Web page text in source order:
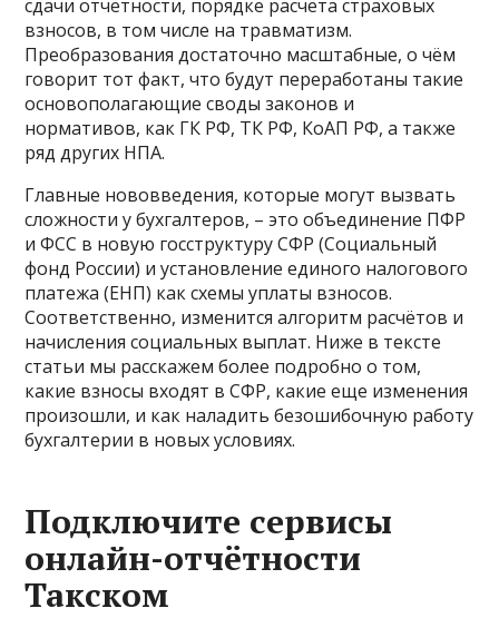
сдачи отчётности, порядке расчёта страховых
взносов, в том числе на травматизм.
Преобразования достаточно масштабные, о чём
говорит тот факт, что будут переработаны такие
основополагающие своды законов и
нормативов, как ГК РФ, ТК РФ, КоАП РФ, а также
ряд других НПА.
Главные нововведения, которые могут вызвать
сложности у бухгалтеров, – это объединение ПФР
и ФСС в новую госструктуру СФР (Социальный
фонд России) и установление единого налогового
платежа (ЕНП) как схемы уплаты взносов.
Соответственно, изменится алгоритм расчётов и
начисления социальных выплат. Ниже в тексте
статьи мы расскажем более подробно о том,
какие взносы входят в СФР, какие еще изменения
произошли, и как наладить безошибочную работу
бухгалтерии в новых условиях.
Подключите сервисы
онлайн-отчётности
Такском